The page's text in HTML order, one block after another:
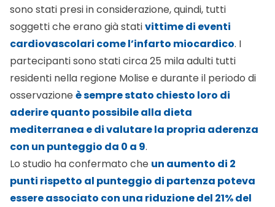
sono stati presi in considerazione, quindi, tutti
soggetti che erano già stativittime di eventi
cardiovascolari come l’infarto miocardico. I
partecipanti sono stati circa 25 mila adulti tutti
residenti nella regione Molise e durante il periodo di
osservazione è sempre stato chiesto loro di
aderire quanto possibile alla dieta
mediterranea e di valutare la propria aderenza
con un punteggio da 0 a 9.
Lo studio ha confermato che un aumento di 2
punti rispetto al punteggio di partenza poteva
essere associato con una riduzione del 21% del